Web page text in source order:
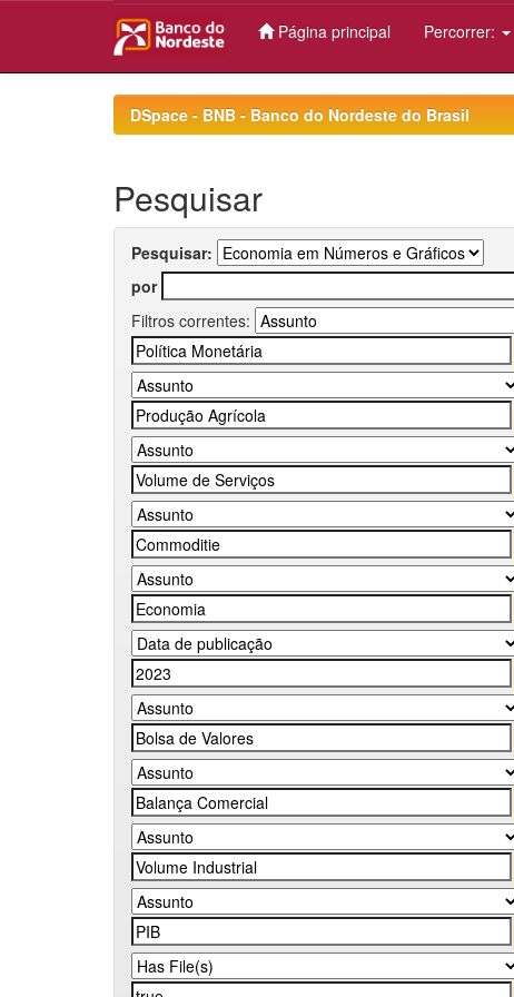
Página principal Percorrer:
DSpace - BNB - Banco do Nordeste do Brasil
Pesquisar
Pesquisar:
por
Filtros correntes: